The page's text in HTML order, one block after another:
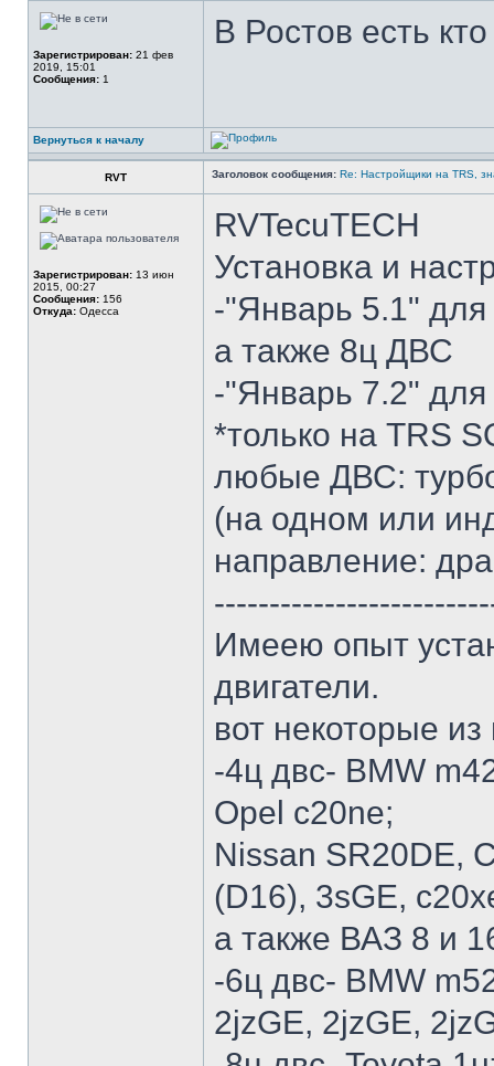
Зарегистрирован: 21 фев
2019, 15:01
Сообщения: 1
В Ростов есть
Вернуться к началу
RVT Заголовок сообщения: Re: Настройщики на TRS,
Зарегистрирован: 13 июн
2015, 00:27
Сообщения: 156
Откуда: Одесса
RVTecuTECH
Установка и
-"Январь 5.1" для
а также 8ц ДВС
-"Январь 7.2" для
*только на TRS
любые ДВС:
(на одном или
направление:
Имеею опыт
двигатели.
вот некоторые из
-4ц двс- BMW
Opel c20ne;
Nissan SR20DE,
(D16), 3sGE,
а также ВАЗ 8 и
-6ц двс- BMW
2jzGE, 2jzGE,